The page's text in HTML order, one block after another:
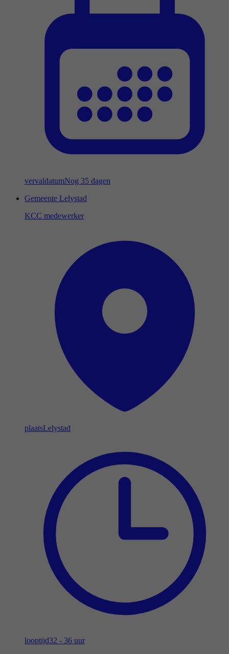
vervaldatumNog 35 dagen
Gemeente Lelystad
KCC medewerker
plaatsLelystad
looptijd32 - 36 uur